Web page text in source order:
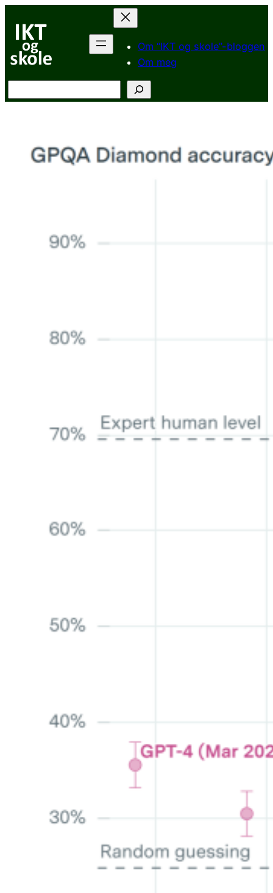
innhold
Om “IKT og skole”-bloggen
Om meg